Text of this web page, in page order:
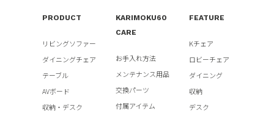
PRODUCT
リビングソファー
ダイニングチェア
テーブル
AVボード
収納・デスク
KARIMOKU60
CARE
お手入れ方法
メンテナンス用品
交換パーツ
付属アイテム
FEATURE
Kチェア
ロビーチェア
ダイニング
収納
デスク